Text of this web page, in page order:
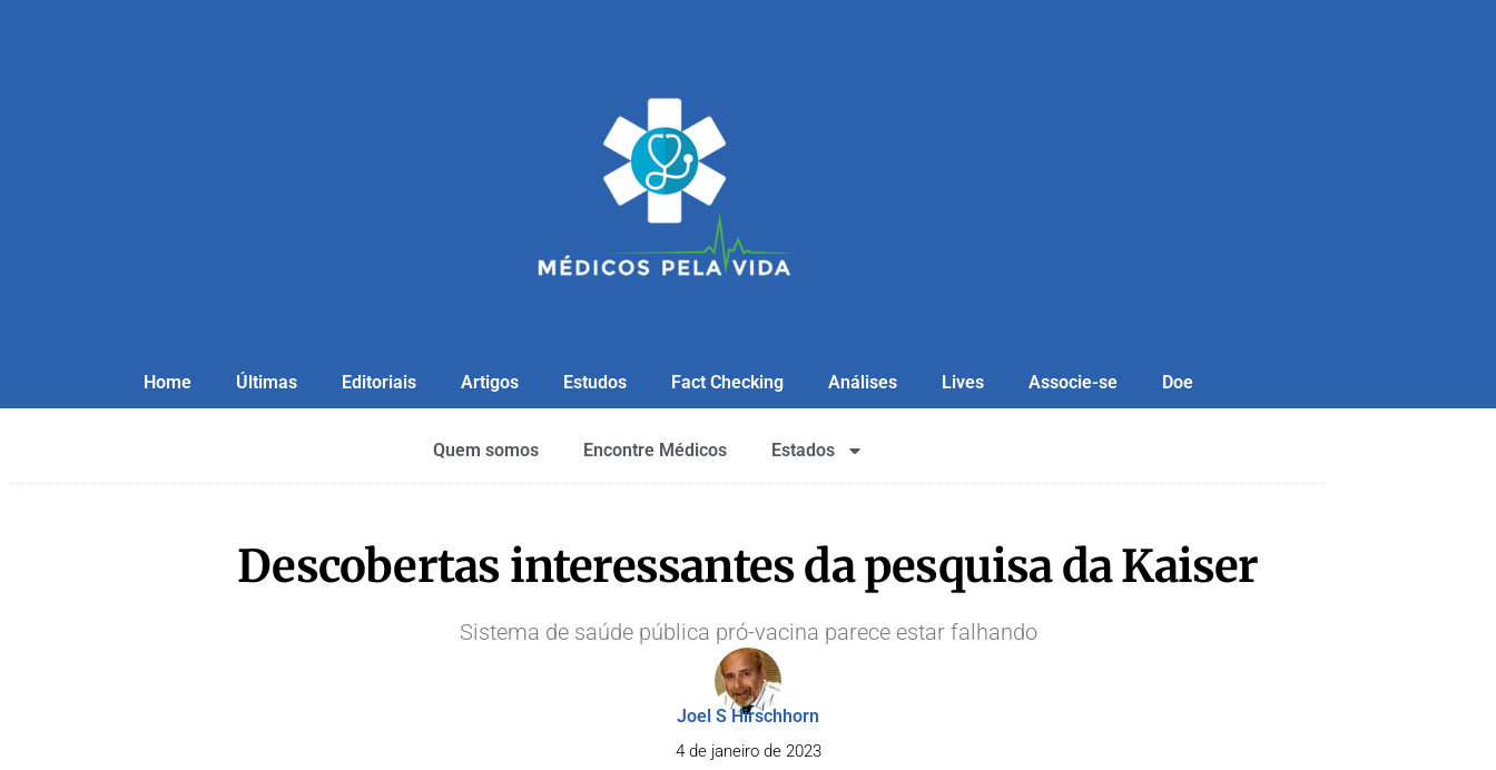
Home Últimas Editoriais Artigos Estudos Fact Checking Análises Lives Associe-se Doe
Quem somos Encontre Médicos Estados
Descobertas interessantes da pesquisa da Kaiser
Sistema de saúde pública pró-vacina parece estar falhando
Joel S Hirschhorn
4 de janeiro de 2023